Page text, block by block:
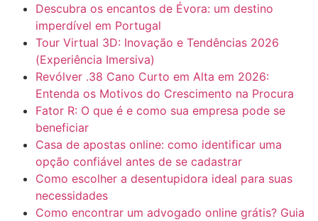
Descubra os encantos de Évora: um destino
imperdível em Portugal
Tour Virtual 3D: Inovação e Tendências 2026
(Experiência Imersiva)
Revólver .38 Cano Curto em Alta em 2026:
Entenda os Motivos do Crescimento na Procura
Fator R: O que é e como sua empresa pode se
beneficiar
Casa de apostas online: como identificar uma
opção confiável antes de se cadastrar
Como escolher a desentupidora ideal para suas
necessidades
Como encontrar um advogado online grátis? Guia